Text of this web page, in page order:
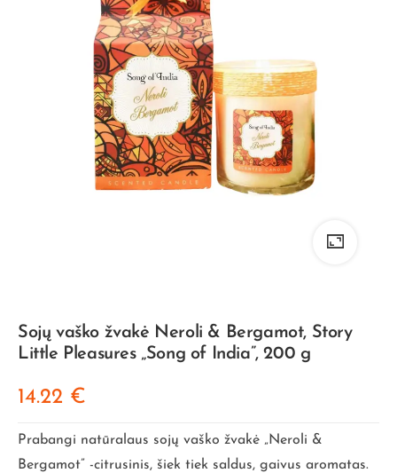
Sojų vaško žvakė Neroli & Bergamot, Story
Little Pleasures „Song of India”, 200 g
14.22 €
Prabangi natūralaus sojų vaško žvakė „Neroli &
Bergamot” -citrusinis, šiek tiek saldus, gaivus aromatas.